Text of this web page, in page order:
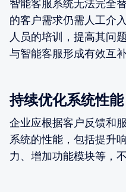
智能客服系统无法完全
的客户需求仍需人工介
人员的培训，提高其问
与智能客服形成有效互
持续优化系统性能
企业应根据客户反馈和
系统的性能，包括提升
力、增加功能模块等，